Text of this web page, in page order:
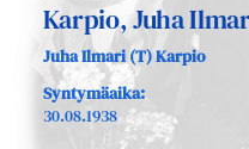
Karpio, Juha
Juha Ilmari (T) Karpio
Syntymäaika:
30.08.1938